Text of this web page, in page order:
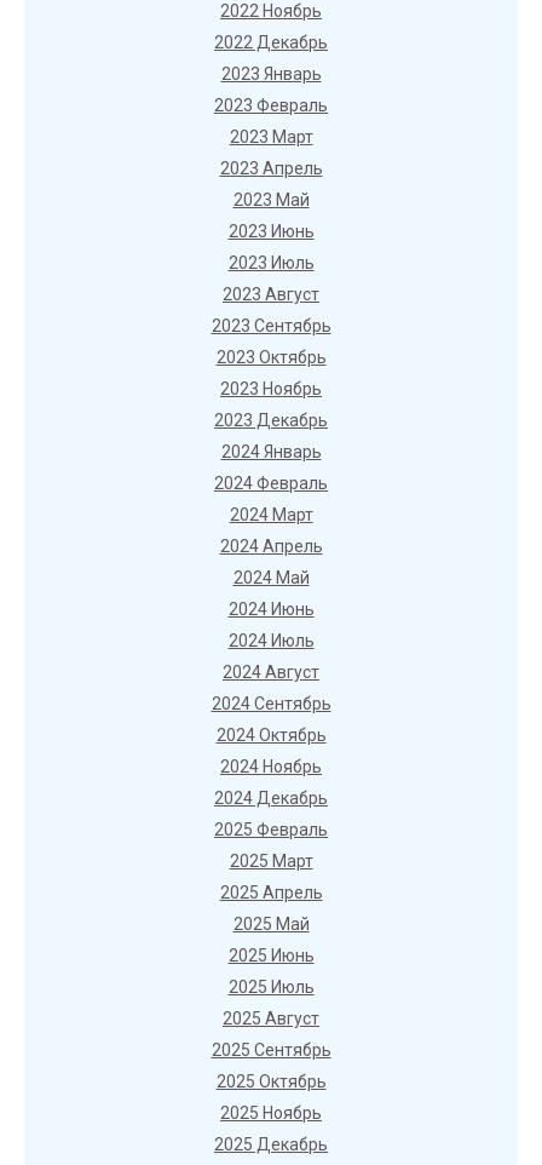
2022 Ноябрь
2022 Декабрь
2023 Январь
2023 Февраль
2023 Март
2023 Апрель
2023 Май
2023 Июнь
2023 Июль
2023 Август
2023 Сентябрь
2023 Октябрь
2023 Ноябрь
2023 Декабрь
2024 Январь
2024 Февраль
2024 Март
2024 Апрель
2024 Май
2024 Июнь
2024 Июль
2024 Август
2024 Сентябрь
2024 Октябрь
2024 Ноябрь
2024 Декабрь
2025 Февраль
2025 Март
2025 Апрель
2025 Май
2025 Июнь
2025 Июль
2025 Август
2025 Сентябрь
2025 Октябрь
2025 Ноябрь
2025 Декабрь